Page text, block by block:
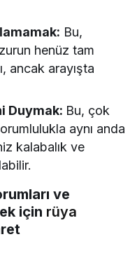
Bu,
henüz tam
ancak arayışta
Duymak: Bu, çok
aynı anda
kalabalık ve
ve
için rüya